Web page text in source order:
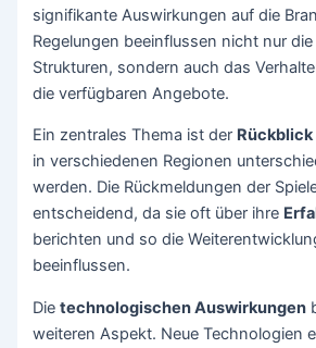
signifikante Auswirkungen auf die
Regelungen beeinflussen nicht nur
Strukturen, sondern auch das
die verfügbaren Angebote.
Ein zentrales Thema ist der
in verschiedenen Regionen
werden. Die Rückmeldungen der
entscheidend, da sie oft über ihre
berichten und so die
beeinflussen.
Dietechnologischen Auswirkungen
weiteren Aspekt. Neue Technologien